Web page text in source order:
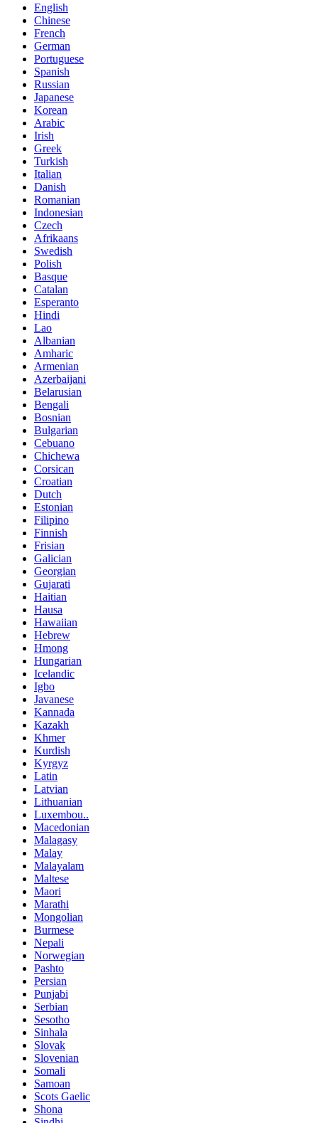
English
Chinese
French
German
Portuguese
Spanish
Russian
Japanese
Korean
Arabic
Irish
Greek
Turkish
Italian
Danish
Romanian
Indonesian
Czech
Afrikaans
Swedish
Polish
Basque
Catalan
Esperanto
Hindi
Lao
Albanian
Amharic
Armenian
Azerbaijani
Belarusian
Bengali
Bosnian
Bulgarian
Cebuano
Chichewa
Corsican
Croatian
Dutch
Estonian
Filipino
Finnish
Frisian
Galician
Georgian
Gujarati
Haitian
Hausa
Hawaiian
Hebrew
Hmong
Hungarian
Icelandic
Igbo
Javanese
Kannada
Kazakh
Khmer
Kurdish
Kyrgyz
Latin
Latvian
Lithuanian
Luxembou..
Macedonian
Malagasy
Malay
Malayalam
Maltese
Maori
Marathi
Mongolian
Burmese
Nepali
Norwegian
Pashto
Persian
Punjabi
Serbian
Sesotho
Sinhala
Slovak
Slovenian
Somali
Samoan
Scots Gaelic
Shona